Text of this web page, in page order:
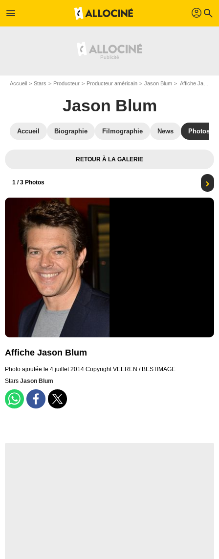
menu profil search
Accueil Stars Producteur Producteur américain Jason Blum Affiche Jason Blum
Jason Blum
Accueil Biographie Filmographie News Photos
RETOUR À LA GALERIE
1 / 3 Photos
Affiche Jason Blum
Photo ajoutée le 4 juillet 2014 Copyright VEEREN / BESTIMAGE
Stars Jason Blum